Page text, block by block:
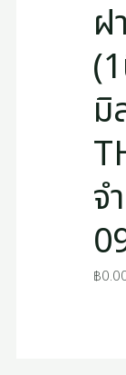
ฝ
มิ
จ
฿